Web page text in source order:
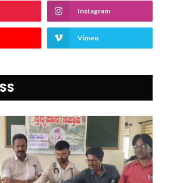
Instagram
Vimeo